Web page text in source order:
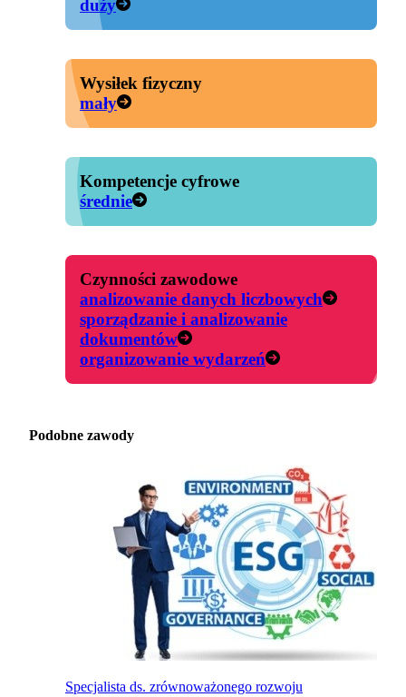
duży
Wysiłek fizyczny
mały
Kompetencje cyfrowe
średnie
Czynności zawodowe
analizowanie danych liczbowych
sporządzanie i analizowanie
dokumentów
organizowanie wydarzeń
Podobne zawody
Specjalista ds. zrównoważonego rozwoju